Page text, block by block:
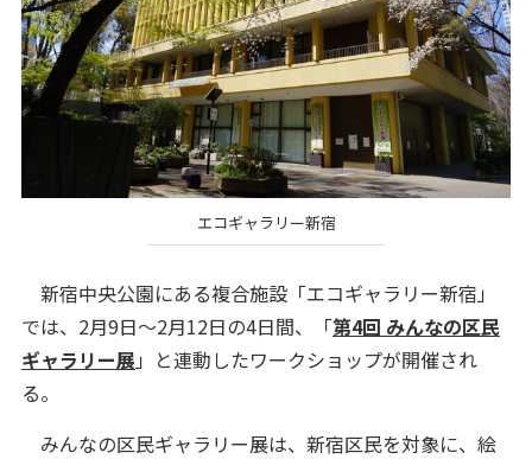
エコギャラリー新宿
新宿中央公園にある複合施設「エコギャラリー新宿」
では、2月9日～2月12日の4日間、「第4回 みんなの区民
ギャラリー展 」と連動したワークショップが開催され
る。
みんなの区民ギャラリー展は、新宿区民を対象に、絵